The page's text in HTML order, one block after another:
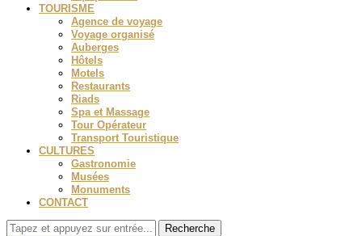
TOURISME
Agence de voyage
Voyage organisé
Auberges
Hôtels
Motels
Restaurants
Riads
Spa et Massage
Tour Opérateur
Transport Touristique
CULTURES
Gastronomie
Musées
Monuments
CONTACT
Recherche